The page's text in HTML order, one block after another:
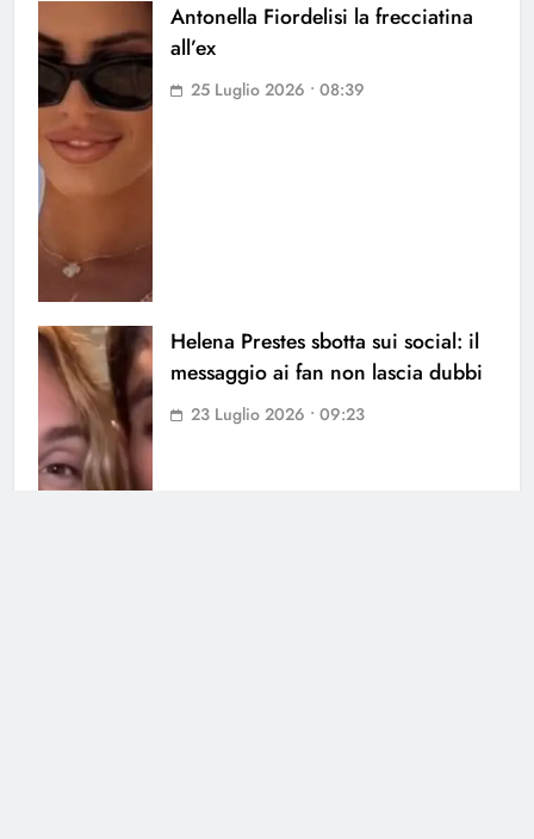
Antonella Fiordelisi la frecciatina
all’ex
25 Luglio 2026 • 08:39
Helena Prestes sbotta sui social: il
messaggio ai fan non lascia dubbi
23 Luglio 2026 • 09:23